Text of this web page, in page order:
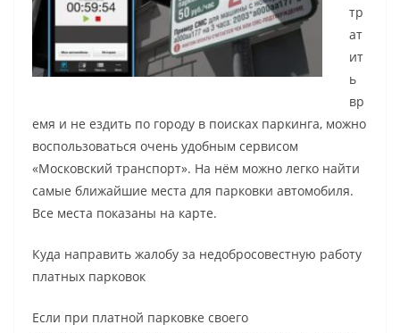
тр
ат
ит
ь
вр
емя и не ездить по городу в поисках паркинга, можно
воспользоваться очень удобным сервисом
«Московский транспорт». На нём можно легко найти
самые ближайшие места для парковки автомобиля.
Все места показаны на карте.
Куда направить жалобу за недобросовестную работу
платных парковок
Если при платной парковке своего